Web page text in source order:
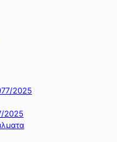
2025
2025